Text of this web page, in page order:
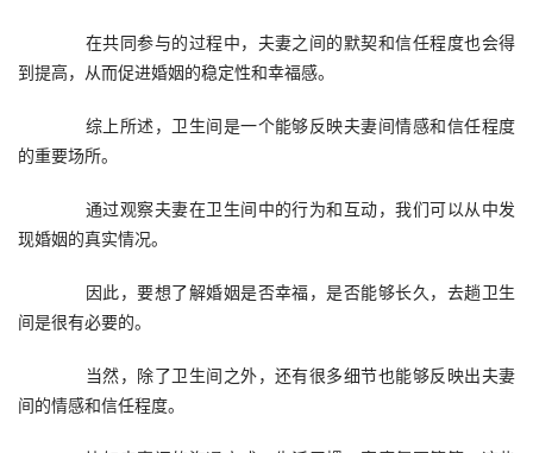
在共同参与的过程中，夫妻之间的默契和信任程度也会得
到提高，从而促进婚姻的稳定性和幸福感。
综上所述，卫生间是一个能够反映夫妻间情感和信任程度
的重要场所。
通过观察夫妻在卫生间中的行为和互动，我们可以从中发
现婚姻的真实情况。
因此，要想了解婚姻是否幸福，是否能够长久，去趟卫生
间是很有必要的。
当然，除了卫生间之外，还有很多细节也能够反映出夫妻
间的情感和信任程度。